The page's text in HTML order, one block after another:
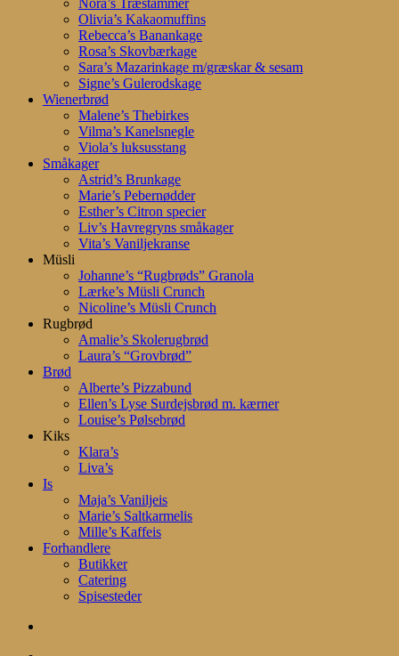
Nora’s Træstammer
Olivia’s Kakaomuffins
Rebecca’s Banankage
Rosa’s Skovbærkage
Sara’s Mazarinkage m/græskar & sesam
Signe’s Gulerodskage
Wienerbrød
Malene’s Thebirkes
Vilma’s Kanelsnegle
Viola’s luksusstang
Småkager
Astrid’s Brunkage
Marie’s Pebernødder
Esther’s Citron specier
Liv’s Havregryns småkager
Vita’s Vaniljekranse
Müsli
Johanne’s “Rugbrøds” Granola
Lærke’s Müsli Crunch
Nicoline’s Müsli Crunch
Rugbrød
Amalie’s Skolerugbrød
Laura’s “Grovbrød”
Brød
Alberte’s Pizzabund
Ellen’s Lyse Surdejsbrød m. kærner
Louise’s Pølsebrød
Kiks
Klara’s
Liva’s
Is
Maja’s Vaniljeis
Marie’s Saltkarmelis
Mille’s Kaffeis
Forhandlere
Butikker
Catering
Spisesteder